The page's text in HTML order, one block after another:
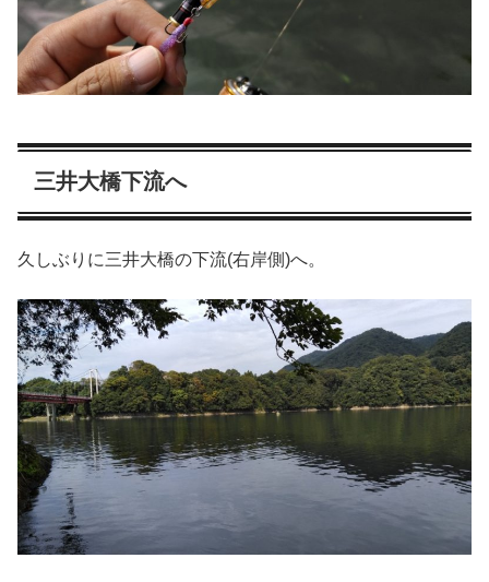
三井大橋下流へ
久しぶりに三井大橋の下流(右岸側)へ。